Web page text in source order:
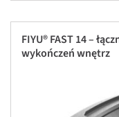
FIYU® FAST 14 –
wykończeń wnętrz